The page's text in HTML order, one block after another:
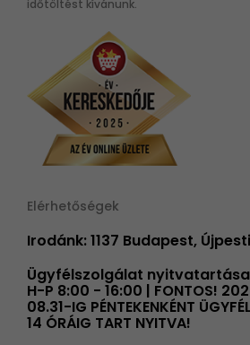
időtöltést kívánunk.
Elérhetőségek
Irodánk: 1137 Budapest,
Ügyfélszolgálat
H-P 8:00 - 16:00 | FONTOS!
08.31-IG PÉNTEKENKÉNT
14 ÓRÁIG TART NYITVA!